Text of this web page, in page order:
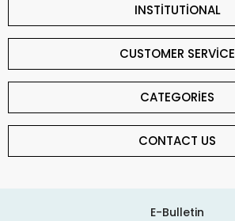
INSTİTUTİONAL
CUSTOMER SERVİCE
CATEGORİES
CONTACT US
E-Bulletin